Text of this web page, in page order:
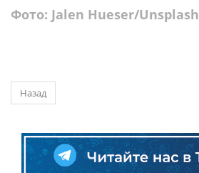
Фото: Jalen Hueser/Unsplash
Назад